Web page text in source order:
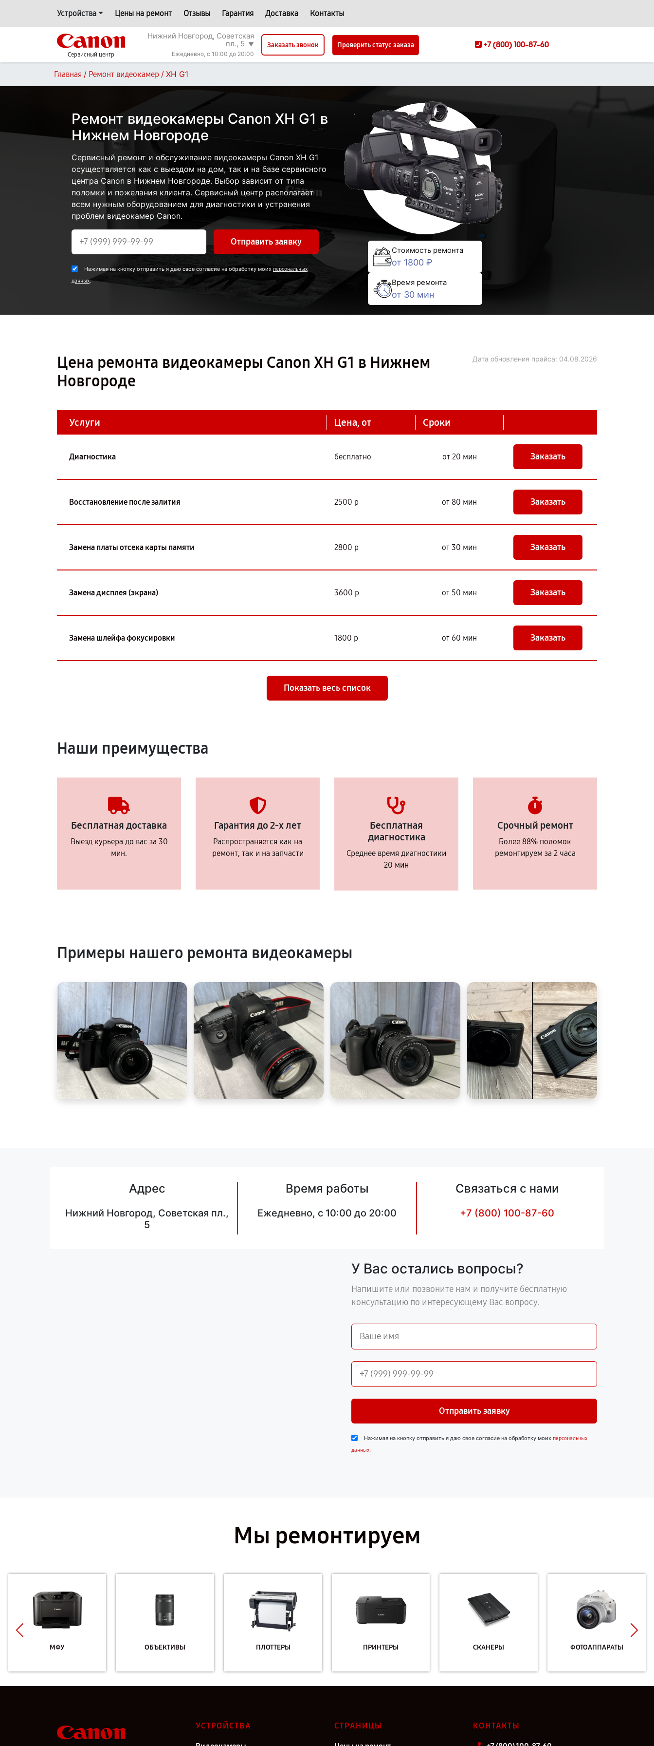
Устройства Цены на ремонт Отзывы Гарантия Доставка Контакты
Сервисный центр
Нижний Новгород, Советская
пл., 5 ▼
Ежедневно, с 10:00 до 20:00
Заказать звонок Проверить статус заказа +7 (800) 100-87-60
Главная / Ремонт видеокамер / XH G1
Ремонт видеокамеры Canon XH G1 в
Нижнем Новгороде
Сервисный ремонт и обслуживание видеокамеры Canon XH G1
осуществляется как с выездом на дом, так и на базе сервисного
центра Canon в Нижнем Новгороде. Выбор зависит от типа
поломки и пожелания клиента. Сервисный центр располагает
всем нужным оборудованием для диагностики и устранения
проблем видеокамер Canon.
Отправить заявку
Нажимая на кнопку отправить я даю свое согласие на обработку моих персональных
данных.
Стоимость ремонта
от 1800 ₽
Время ремонта
от 30 мин
Цена ремонта видеокамеры Canon XH G1 в Нижнем
Новгороде
Дата обновления прайса: 04.08.2026
Услуги Цена, от Сроки
Диагностика бесплатно от 20 мин Заказать
Восстановление после залития 2500 р от 80 мин Заказать
Замена платы отсека карты памяти 2800 р от 30 мин Заказать
Замена дисплея (экрана) 3600 р от 50 мин Заказать
Замена шлейфа фокусировки 1800 р от 60 мин Заказать
Показать весь список
Наши преимущества
Бесплатная доставка
Выезд курьера до вас за 30
мин.
Гарантия до 2-х лет
Распространяется как на
ремонт, так и на запчасти
Бесплатная
диагностика
Среднее время диагностики
20 мин
Срочный ремонт
Более 88% поломок
ремонтируем за 2 часа
Примеры нашего ремонта видеокамеры
Адрес
Нижний Новгород, Советская пл.,
5
Время работы
Ежедневно, с 10:00 до 20:00
Связаться с нами
+7 (800) 100-87-60
У Вас остались вопросы?
Напишите или позвоните нам и получите бесплатную
консультацию по интересующему Вас вопросу.
Отправить заявку
Нажимая на кнопку отправить я даю свое согласие на обработку моих персональных
данных.
Мы ремонтируем
МФУ ОБЪЕКТИВЫ ПЛОТТЕРЫ ПРИНТЕРЫ СКАНЕРЫ ФОТОАППАРАТЫ
УСТРОЙСТВА СТРАНИЦЫ КОНТАКТЫ